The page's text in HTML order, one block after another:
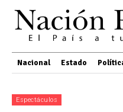
Nacional Estado
Espectáculos